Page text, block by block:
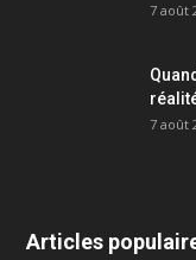
7 août
7 août
Articles